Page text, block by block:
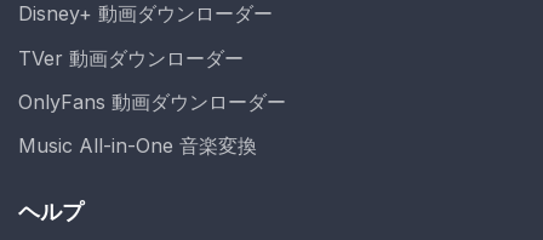
Disney+ 動画ダウンローダー
TVer 動画ダウンローダー
OnlyFans 動画ダウンローダー
Music All-in-One 音楽変換
ヘルプ